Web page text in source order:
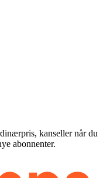
kanseller når du
abonnenter.